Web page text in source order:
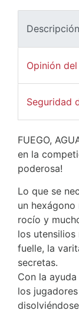
Descripción
Opinión
Seguridad
FUEGO,
en la
poderosa!
Lo que se
un
rocío y
los
fuelle, la
secretas.
Con la
los